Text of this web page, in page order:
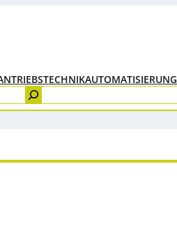
AUTOMATISIERUNG